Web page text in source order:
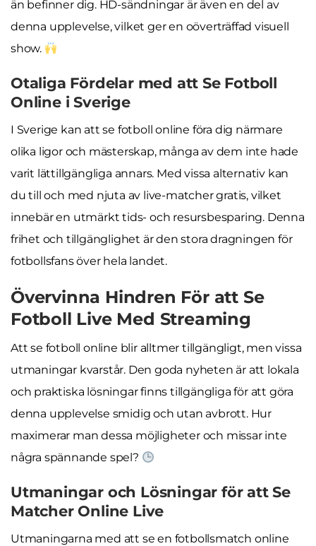
än befinner dig. HD-sändningar är även en del av
denna upplevelse, vilket ger en oöverträffad visuell
show.
Otaliga Fördelar med att Se Fotboll
Online i Sverige
I Sverige kan att se fotboll online föra dig närmare
olika ligor och mästerskap, många av dem inte hade
varit lättillgängliga annars. Med vissa alternativ kan
du till och med njuta av live-matcher gratis, vilket
innebär en utmärkt tids- och resursbesparing. Denna
frihet och tillgänglighet är den stora dragningen för
fotbollsfans över hela landet.
Övervinna Hindren För att Se
Fotboll Live Med Streaming
Att se fotboll online blir alltmer tillgängligt, men vissa
utmaningar kvarstår. Den goda nyheten är att lokala
och praktiska lösningar finns tillgängliga för att göra
denna upplevelse smidig och utan avbrott. Hur
maximerar man dessa möjligheter och missar inte
några spännande spel?
Utmaningar och Lösningar för att Se
Matcher Online Live
Utmaningarna med att se en fotbollsmatch online